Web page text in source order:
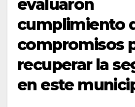
evaluaron
cumplimiento
compromisos
recuperar la
en este